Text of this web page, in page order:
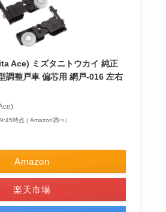
Ace) ミズタニトウカイ 純正
調整戸車 偏芯用 網戸-016 左右
時点 | Amazon調べ）
Amazon
楽天市場